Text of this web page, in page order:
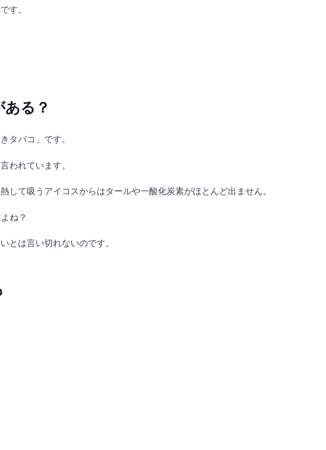
す。
る？
タバコ」です。
われています。
て吸うアイコスからはタールや一酸化炭素がほとんど出ません。
ね？
とは言い切れないのです。